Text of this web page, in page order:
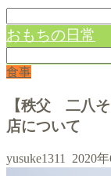
おもちの日常
食事
【秩父 二八
店について
yusuke1311 2020